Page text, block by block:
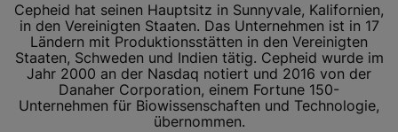
Cepheid hat seinen Hauptsitz in Sunnyvale, Kalifornien,
in den Vereinigten Staaten. Das Unternehmen ist in 17
Ländern mit Produktionsstätten in den Vereinigten
Staaten, Schweden und Indien tätig. Cepheid wurde im
Jahr 2000 an der Nasdaq notiert und 2016 von der
Danaher Corporation, einem Fortune 150-
Unternehmen für Biowissenschaften und Technologie,
übernommen.